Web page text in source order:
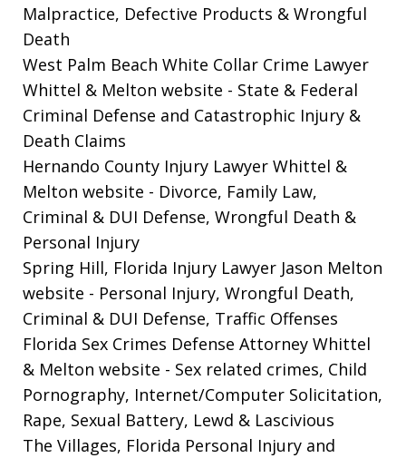
Malpractice, Defective Products & Wrongful
Death
West Palm Beach White Collar Crime Lawyer
Whittel & Melton website - State & Federal
Criminal Defense and Catastrophic Injury &
Death Claims
Hernando County Injury Lawyer Whittel &
Melton website - Divorce, Family Law,
Criminal & DUI Defense, Wrongful Death &
Personal Injury
Spring Hill, Florida Injury Lawyer Jason Melton
website - Personal Injury, Wrongful Death,
Criminal & DUI Defense, Traffic Offenses
Florida Sex Crimes Defense Attorney Whittel
& Melton website - Sex related crimes, Child
Pornography, Internet/Computer Solicitation,
Rape, Sexual Battery, Lewd & Lascivious
The Villages, Florida Personal Injury and